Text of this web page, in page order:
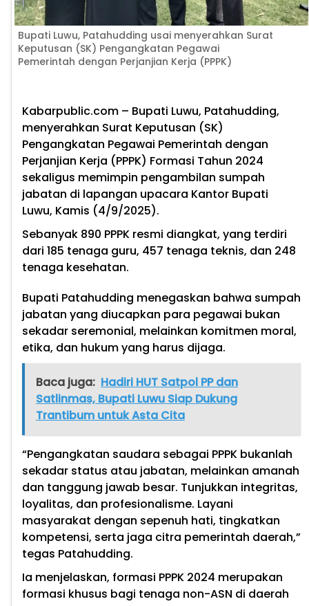
Bupati Luwu, Patahudding usai menyerahkan Surat
Keputusan (SK) Pengangkatan Pegawai
Pemerintah dengan Perjanjian Kerja (PPPK)
Kabarpublic.com – Bupati Luwu, Patahudding,
menyerahkan Surat Keputusan (SK)
Pengangkatan Pegawai Pemerintah dengan
Perjanjian Kerja (PPPK) Formasi Tahun 2024
sekaligus memimpin pengambilan sumpah
jabatan di lapangan upacara Kantor Bupati
Luwu, Kamis (4/9/2025).
Sebanyak 890 PPPK resmi diangkat, yang terdiri
dari 185 tenaga guru, 457 tenaga teknis, dan 248
tenaga kesehatan.
Bupati Patahudding menegaskan bahwa sumpah
jabatan yang diucapkan para pegawai bukan
sekadar seremonial, melainkan komitmen moral,
etika, dan hukum yang harus dijaga.
Baca juga: Hadiri HUT Satpol PP dan
Satlinmas, Bupati Luwu Siap Dukung
Trantibum untuk Asta Cita
“Pengangkatan saudara sebagai PPPK bukanlah
sekadar status atau jabatan, melainkan amanah
dan tanggung jawab besar. Tunjukkan integritas,
loyalitas, dan profesionalisme. Layani
masyarakat dengan sepenuh hati, tingkatkan
kompetensi, serta jaga citra pemerintah daerah,”
tegas Patahudding.
Ia menjelaskan, formasi PPPK 2024 merupakan
formasi khusus bagi tenaga non-ASN di daerah